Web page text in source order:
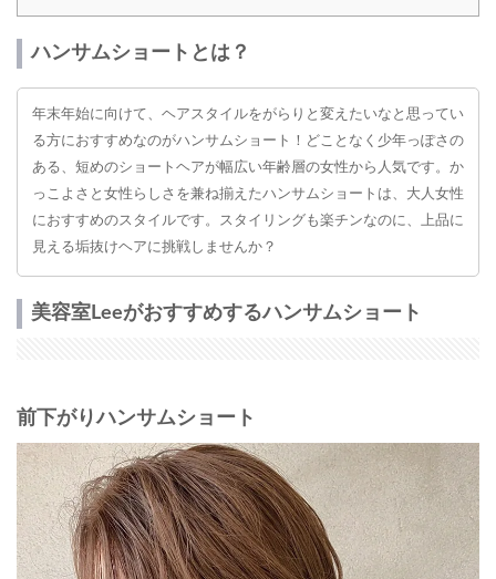
ハンサムショートとは？
年末年始に向けて、ヘアスタイルをがらりと変えたいなと思ってい
る方におすすめなのがハンサムショート！どことなく少年っぽさの
ある、短めのショートヘアが幅広い年齢層の女性から人気です。か
っこよさと女性らしさを兼ね揃えたハンサムショートは、大人女性
におすすめのスタイルです。スタイリングも楽チンなのに、上品に
見える垢抜けヘアに挑戦しませんか？
美容室Leeがおすすめするハンサムショート
前下がりハンサムショート